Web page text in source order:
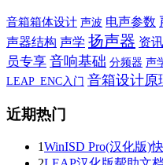
音箱箱体设计 声波 电声参数
声器结构 声学 扬声器 资
员专享 音响基础 分频器 声
LEAP_ENC入门 音箱设计原
近期热门
1WinISD Pro(汉化版)